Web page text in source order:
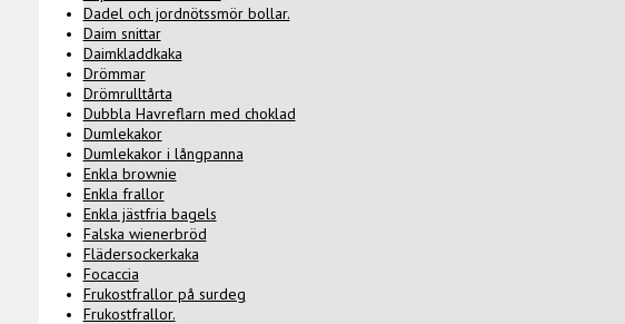
Dadel och jordnötssmör bollar.
Daim snittar
Daimkladdkaka
Drömmar
Drömrulltårta
Dubbla Havreflarn med choklad
Dumlekakor
Dumlekakor i långpanna
Enkla brownie
Enkla frallor
Enkla jästfria bagels
Falska wienerbröd
Flädersockerkaka
Focaccia
Frukostfrallor på surdeg
Frukostfrallor.